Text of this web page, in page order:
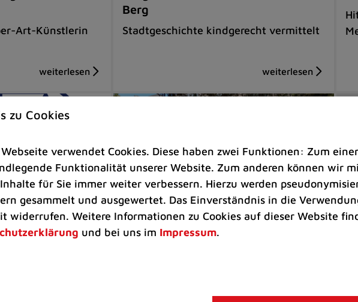
Art-Künstlerin
Berg
Stadtgeschichte kindgerecht vermittelt
Bezirk
neu zu
Bürgerservice | Freizeit
zu Cookies
Webseite verwendet Cookies. Diese haben zwei Funktionen: Zum
Funktionalität unserer Website. Zum anderen können wir
für Sie immer weiter verbessern. Hierzu werden
gesammelt und ausgewertet. Das Einverständnis in die
widerrufen. Weitere Informationen zu Cookies auf dieser Website
und bei uns im Impressum.